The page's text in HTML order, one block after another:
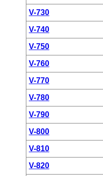
V-730
V-740
V-750
V-760
V-770
V-780
V-790
V-800
V-810
V-820